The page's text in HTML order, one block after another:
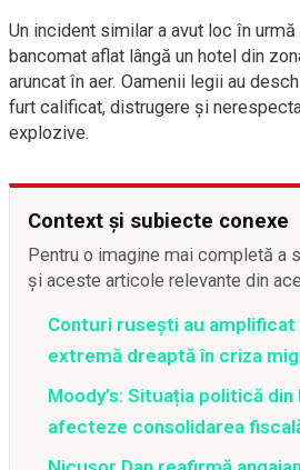
Un incident similar a avut loc în
bancomat aflat lângă un hotel din
aruncat în aer. Oamenii legii au
furt calificat, distrugere și
explozive.
Context și subiecte conexe
Pentru o imagine mai completă a
și aceste articole relevante din
Conturi rusești au
extremă dreaptă în criza
Moody’s: Situația politică
afecteze consolidarea